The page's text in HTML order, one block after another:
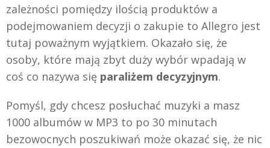
zależności pomiędzy ilością produktów a
podejmowaniem decyzji o zakupie to Allegro jest
tutaj poważnym wyjątkiem. Okazało się, że
osoby, które mają zbyt duży wybór wpadają w
coś co nazywa się paraliżem decyzyjnym.
Pomyśl, gdy chcesz posłuchać muzyki a masz
1000 albumów w MP3 to po 30 minutach
bezowocnych poszukiwań może okazać się, że nic